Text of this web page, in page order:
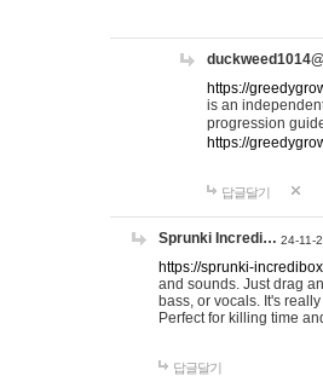
https://
is an
progression
https://
답글달기
Sprunki Incredi… 24-11-
https://sprunki-
and sounds. Just drag
bass, or vocals. It's
Perfect for killing time
답글달기